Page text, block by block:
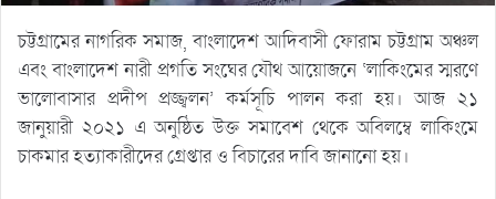
চট্টগ্রামের নাগরিক সমাজ, বাংলাদেশ আদিবাসী ফোরাম চট্টগ্রাম অঞ্চল
এবং বাংলাদেশ নারী প্রগতি সংঘের যৌথ আয়োজনে ‘লাকিংমের স্মরণে
ভালোবাসার প্রদীপ প্রজ্জ্বলন’ কর্মসূচি পালন করা হয়। আজ ২১
জানুয়ারী ২০২১ এ অনুষ্ঠিত উক্ত সমাবেশ থেকে অবিলম্বে লাকিংমে
চাকমার হত্যাকারীদের গ্রেপ্তার ও বিচারের দাবি জানানো হয়।